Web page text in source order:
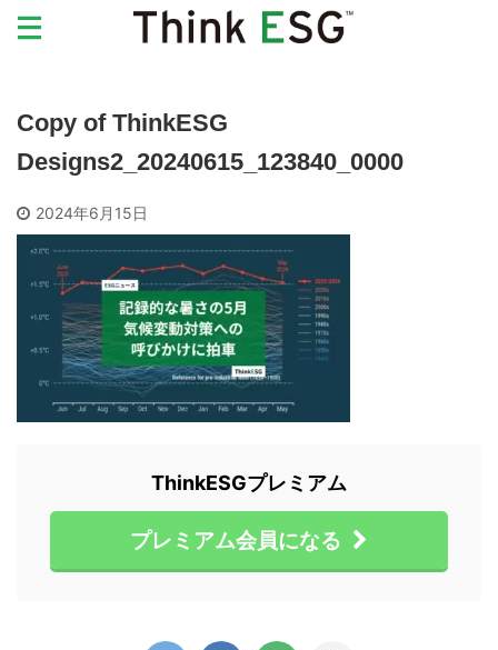
Copy of ThinkESG
Designs2_20240615_123840_0000
2024年6月15日
ThinkESGプレミアム
プレミアム会員になる